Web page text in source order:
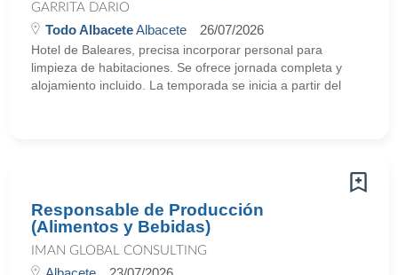
GARRITA DARIO
Todo AlbaceteAlbacete 26/07/2026
Hotel de Baleares, precisa incorporar personal para
limpieza de habitaciones. Se ofrece jornada completa y
alojamiento incluido. La temporada se inicia a partir del
Responsable de Producción
(Alimentos y Bebidas)
IMAN GLOBAL CONSULTING